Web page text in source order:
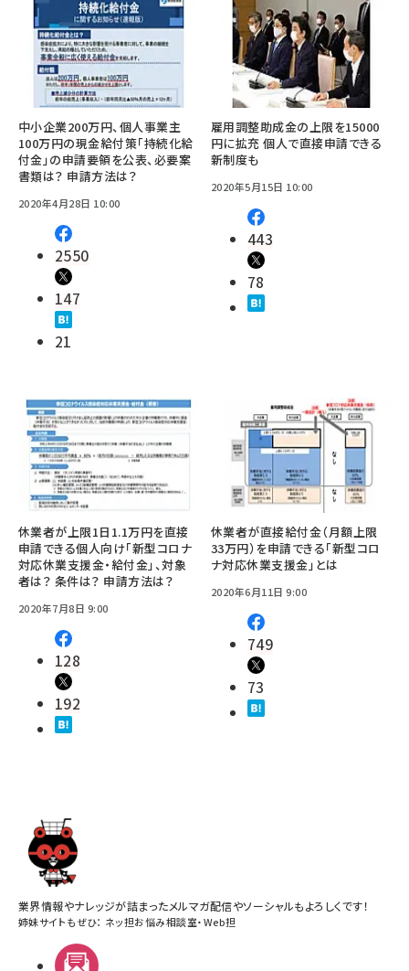
中小企業200万円、個人事業主
100万円の現金給付策「持続化給
付金」の申請要領を公表、必要案
書類は？ 申請方法は？
2020年4月28日 10:00
2550
147
21
雇用調整助成金の上限を15000
円に拡充 個人で直接申請できる
新制度も
2020年5月15日 10:00
443
78
休業者が上限1日1.1万円を直接
申請できる個人向け「新型コロナ
対応休業支援金・給付金」、対象
者は？ 条件は？ 申請方法は？
2020年7月8日 9:00
128
192
休業者が直接給付金（月額上限
33万円）を申請できる「新型コロ
ナ対応休業支援金」とは
2020年6月11日 9:00
749
73
業界情報やナレッジが詰まったメルマガ配信やソーシャルもよろしくです！
姉妹サイトもぜひ： ネッ担お悩み相談室・Web担